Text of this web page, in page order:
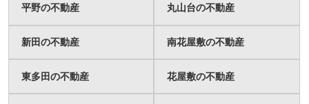
平野の不動産 丸山台の不動産
新田の不動産 南花屋敷の不動産
東多田の不動産 花屋敷の不動産